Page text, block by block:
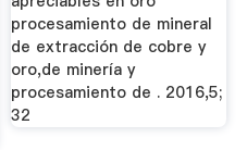
procesamiento de mineral
de extracción de cobre y
oro,de minería y
procesamiento de . 2016,5;
32